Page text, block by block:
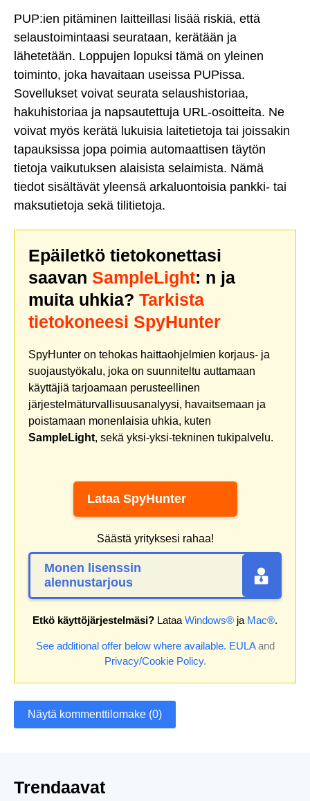
PUP:ien pitäminen laitteillasi lisää riskiä, että
selaustoimintaasi seurataan, kerätään ja
lähetetään. Loppujen lopuksi tämä on yleinen
toiminto, joka havaitaan useissa PUPissa.
Sovellukset voivat seurata selaushistoriaa,
hakuhistoriaa ja napsautettuja URL-osoitteita. Ne
voivat myös kerätä lukuisia laitetietoja tai joissakin
tapauksissa jopa poimia automaattisen täytön
tietoja vaikutuksen alaisista selaimista. Nämä
tiedot sisältävät yleensä arkaluontoisia pankki- tai
maksutietoja sekä tilitietoja.
Epäiletkö tietokonettasi
saavan SampleLight: n ja
muita uhkia? Tarkista
tietokoneesi SpyHunter
SpyHunter on tehokas haittaohjelmien korjaus- ja
suojaustyökalu, joka on suunniteltu auttamaan
käyttäjiä tarjoamaan perusteellinen
järjestelmäturvallisuusanalyysi, havaitsemaan ja
poistamaan monenlaisia uhkia, kuten
SampleLight, sekä yksi-yksi-tekninen tukipalvelu.
Lataa SpyHunter
Säästä yrityksesi rahaa!
Monen lisenssin
alennustarjous
Etkö käyttöjärjestelmäsi? Lataa Windows® ja Mac®.
See additional offer below where available. EULAand
Privacy/Cookie Policy.
Näytä kommenttilomake (0)
Trendaavat